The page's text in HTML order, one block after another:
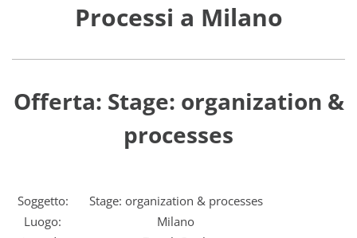
Processi a Milano
Offerta: Stage: organization &
processes
Soggetto:
Stage: organization & processes
Luogo:
Milano